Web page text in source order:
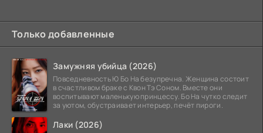
Только добавленные
Замужняя убийца (2026)
Повседневность Ю Бо На безупречна. Женщина состоит
в счастливом браке с Квон Тэ Соном. Вместе они
воспитывают маленькую принцессу. Бо На чутко следит
за уютом, обустраивает интерьер, печёт пироги.
Лаки (2026)